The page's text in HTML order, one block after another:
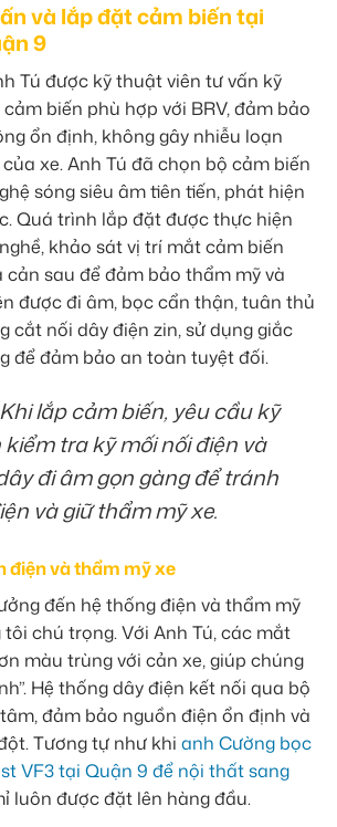
và lắp đặt cảm biến tại
9
Tú được kỹ thuật viên tư vấn kỹ
biến phù hợp với BRV, đảm bảo
ổn định, không gây nhiễu loạn
xe. Anh Tú đã chọn bộ cảm biến
sóng siêu âm tiên tiến, phát hiện
Quá trình lắp đặt được thực hiện
khảo sát vị trí mắt cảm biến
sau để đảm bảo thẩm mỹ và
được đi âm, bọc cẩn thận, tuân thủ
cắt nối dây điện zin, sử dụng giắc
để đảm bảo an toàn tuyệt đối.
lắp cảm biến, yêu cầu kỹ
tra kỹ mối nối điện và
đi âm gọn gàng để tránh
và giữ thẩm mỹ xe.
điện và thẩm mỹ xe
đến hệ thống điện và thẩm mỹ
chú trọng. Với Anh Tú, các mắt
màu trùng với cản xe, giúp chúng
Hệ thống dây điện kết nối qua bộ
đảm bảo nguồn điện ổn định và
Tương tự như khi anh Cường bọc
VF3 tại Quận 9 để nội thất sang
luôn được đặt lên hàng đầu.